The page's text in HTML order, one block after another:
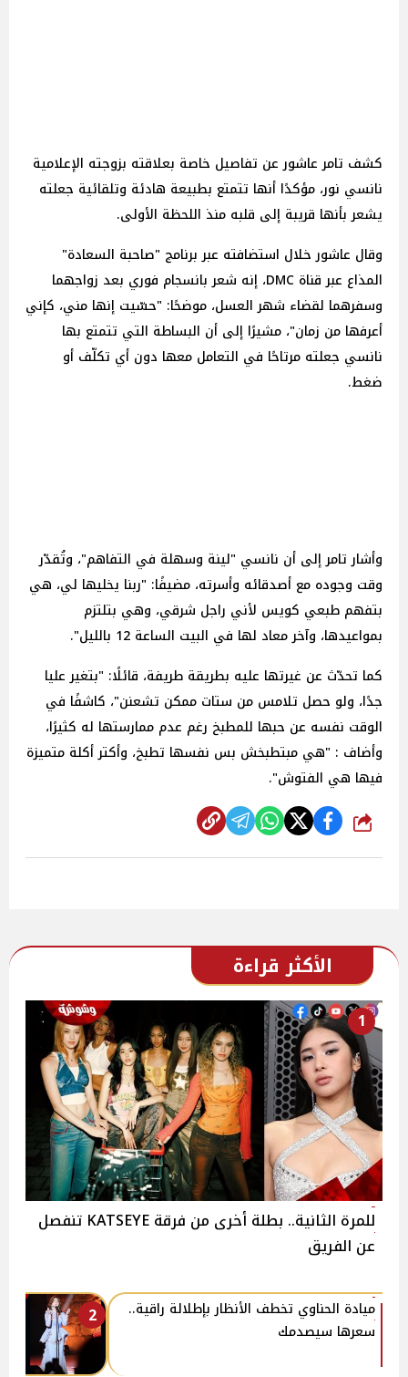
كشف تامر عاشور عن تفاصيل خاصة بعلاقته بزوجته الإعلامية
نانسي نور، مؤكدًا أنها تتمتع بطبيعة هادئة وتلقائية جعلته
يشعر بأنها قريبة إلى قلبه منذ اللحظة الأولى.
وقال عاشور خلال استضافته عبر برنامج "صاحبة السعادة"
المذاع عبر قناة DMC، إنه شعر بانسجام فوري بعد زواجهما
وسفرهما لقضاء شهر العسل، موضحًا: "حسّيت إنها مني، كإني
أعرفها من زمان"، مشيرًا إلى أن البساطة التي تتمتع بها
نانسي جعلته مرتاحًا في التعامل معها دون أي تكلّف أو
ضغط.
وأشار تامر إلى أن نانسي "لينة وسهلة في التفاهم"، وتُقدّر
وقت وجوده مع أصدقائه وأسرته، مضيفًا: "ربنا يخليها لي، هي
بتفهم طبعي كويس لأني راجل شرقي، وهي بتلتزم
بمواعيدها، وآخر معاد لها في البيت الساعة 12 بالليل".
كما تحدّث عن غيرتها عليه بطريقة طريفة، قائلًا: "بتغير عليا
جدًا، ولو حصل تلامس من ستات ممكن تشعنن"، كاشفًا في
الوقت نفسه عن حبها للمطبخ رغم عدم ممارستها له كثيرًا،
وأضاف : "هي مبتطبخش بس نفسها تطبخ، وأكتر أكلة متميزة
فيها هي الفتوش".
شارك
الأكثر قراءة
1
للمرة الثانية.. بطلة أخرى من فرقة KATSEYE تنفصل
عن الفريق
2
ميادة الحناوي تخطف الأنظار بإطلالة راقية..
سعرها سيصدمك